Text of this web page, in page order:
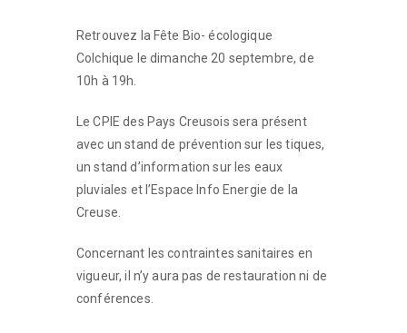
Retrouvez la Fête Bio- écologique
Colchique le dimanche 20 septembre, de
10h à 19h.
Le CPIE des Pays Creusois sera présent
avec un stand de prévention sur les tiques,
un stand d’information sur les eaux
pluviales et l’Espace Info Energie de la
Creuse.
Concernant les contraintes sanitaires en
vigueur, il n’y aura pas de restauration ni de
conférences.